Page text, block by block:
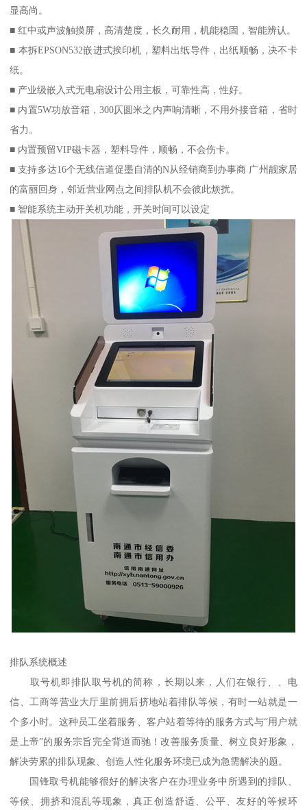
显高尚。
■ 红中或声波触摸屏，高清楚度，长久耐用，机能稳固，智能辨认。
■ 本拆EPSON532嵌进式挨印机，塑料出纸导件，出纸顺畅，决不卡
纸。
■ 产业级嵌入式无电扇设计公用主板，可靠性高，性好。
■ 内置5W功放音箱，300仄圆米之内声响清晰，不用外接音箱，省时
省力。
■ 内置预留VIP磁卡器，塑料导件，顺畅，不会伤卡。
■ 支持多达16个无线信道促墨自清的N从经销商到办事商 广州靓家居
的富丽回身，邻近营业网点之间排队机不会彼此烦扰。
■ 智能系统主动开关机功能，开关时间可以设定
排队系统概述
取号机即排队取号机的简称，长期以来，人们在银行、、电
信、工商等营业大厅里前拥后挤地站着排队等候，有时一站就是一
个多小时。这种员工坐着服务、客户站着等待的服务方式与“用户就
是上帝”的服务宗旨完全背道而驰！改善服务质量、树立良好形象，
解决劳累的排队现象、创造人性化服务环境已成为急需解决的题。
国锋取号机能够很好的解决客户在办理业务中所遇到的排队、
等候、拥挤和混乱等现象，真正创造舒适、公平、友好的等候环